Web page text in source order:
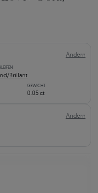
Ändern
Brillant
GEWICHT
0.05 ct
Ändern